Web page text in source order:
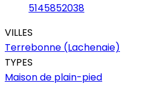
5145852038
VILLES
Terrebonne (Lachenaie)
TYPES
Maison de plain-pied